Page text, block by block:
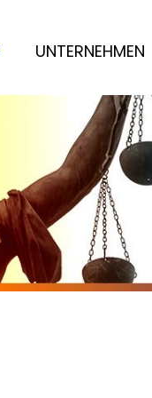
UNTERNEHMEN